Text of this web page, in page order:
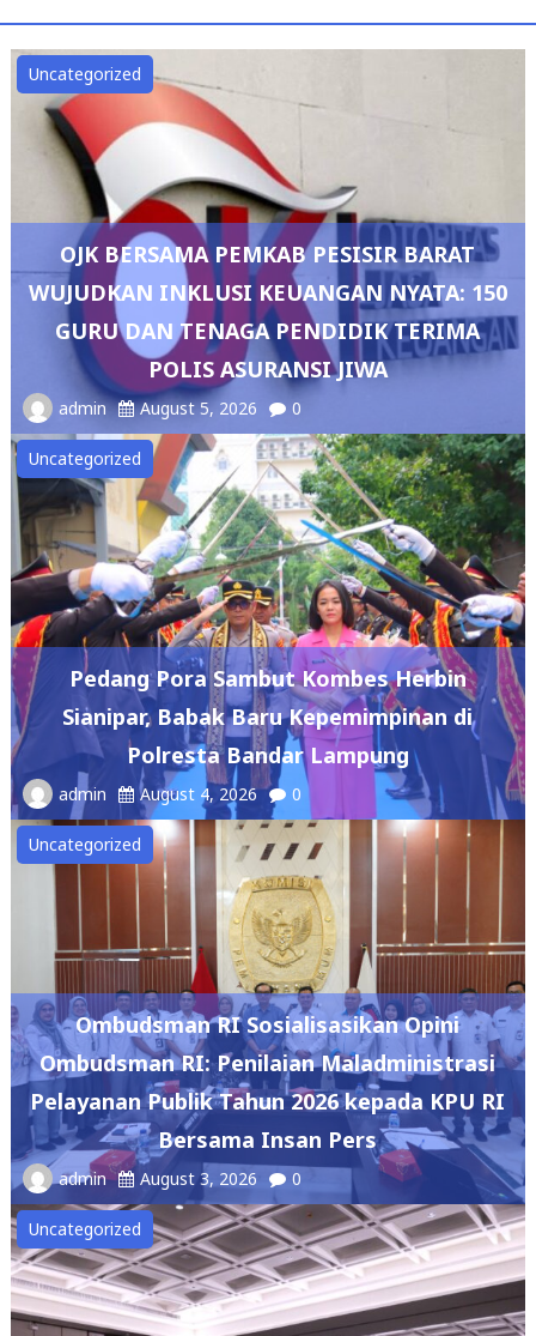
Uncategorized
OJK BERSAMA PEMKAB PESISIR BARAT
WUJUDKAN INKLUSI KEUANGAN NYATA: 150
GURU DAN TENAGA PENDIDIK TERIMA
POLIS ASURANSI JIWA
admin August 5, 2026 0
Uncategorized
Pedang Pora Sambut Kombes Herbin
Sianipar, Babak Baru Kepemimpinan di
Polresta Bandar Lampung
admin August 4, 2026 0
Uncategorized
Ombudsman RI Sosialisasikan Opini
Ombudsman RI: Penilaian Maladministrasi
Pelayanan Publik Tahun 2026 kepada KPU RI
Bersama Insan Pers
admin August 3, 2026 0
Uncategorized